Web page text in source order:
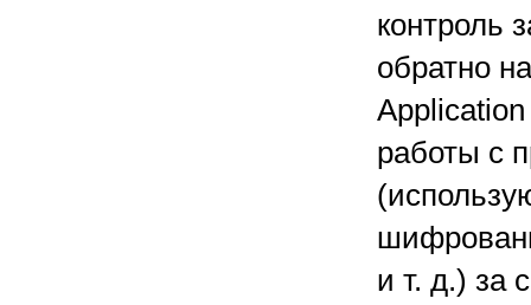
контроль
обратно
работы с
и т. д.) за